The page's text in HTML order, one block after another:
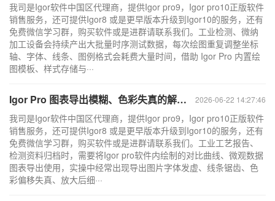
我司是Igor软件中国区代理商，提供Igor pro9，Igor pro10正版软件
销售服务，还可提供Igor8 或是更早版本升级到Igor10的服务，还有
免费微信学习群，购买软件或是进群请联系我们。工业检测、微纳
加工设备会持续产出大批量时序测试数据，每次绘图重复调整坐标
轴、字体、线条、图例格式会耗费大量时间，借助 Igor Pro 内置绘
图模板、样式存储与···
2026-06-22 14:27:46
Igor Pro 图表导出模糊、色彩失真的解决规范与高清输出技巧
我司是Igor软件中国区代理商，提供Igor pro9，Igor pro10正版软件
销售服务，还可提供Igor8 或是更早版本升级到Igor10的服务，还有
免费微信学习群，购买软件或是进群请联系我们。工业工艺报告、
检测资料归档时，需要将Igor pro软件内绘制的对比曲线、微观数据
图表导出使用，实操中经常出现导出图片字体发虚、线条锯齿、色
彩偏移失真、放大后细···